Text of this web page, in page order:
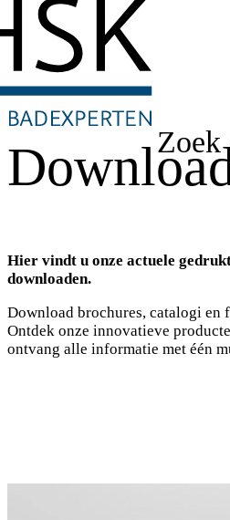
Zoek
Hier vindt u onze actuele
downloaden.
Download brochures, catalogi en
Ontdek onze innovatieve
ontvang alle informatie met één